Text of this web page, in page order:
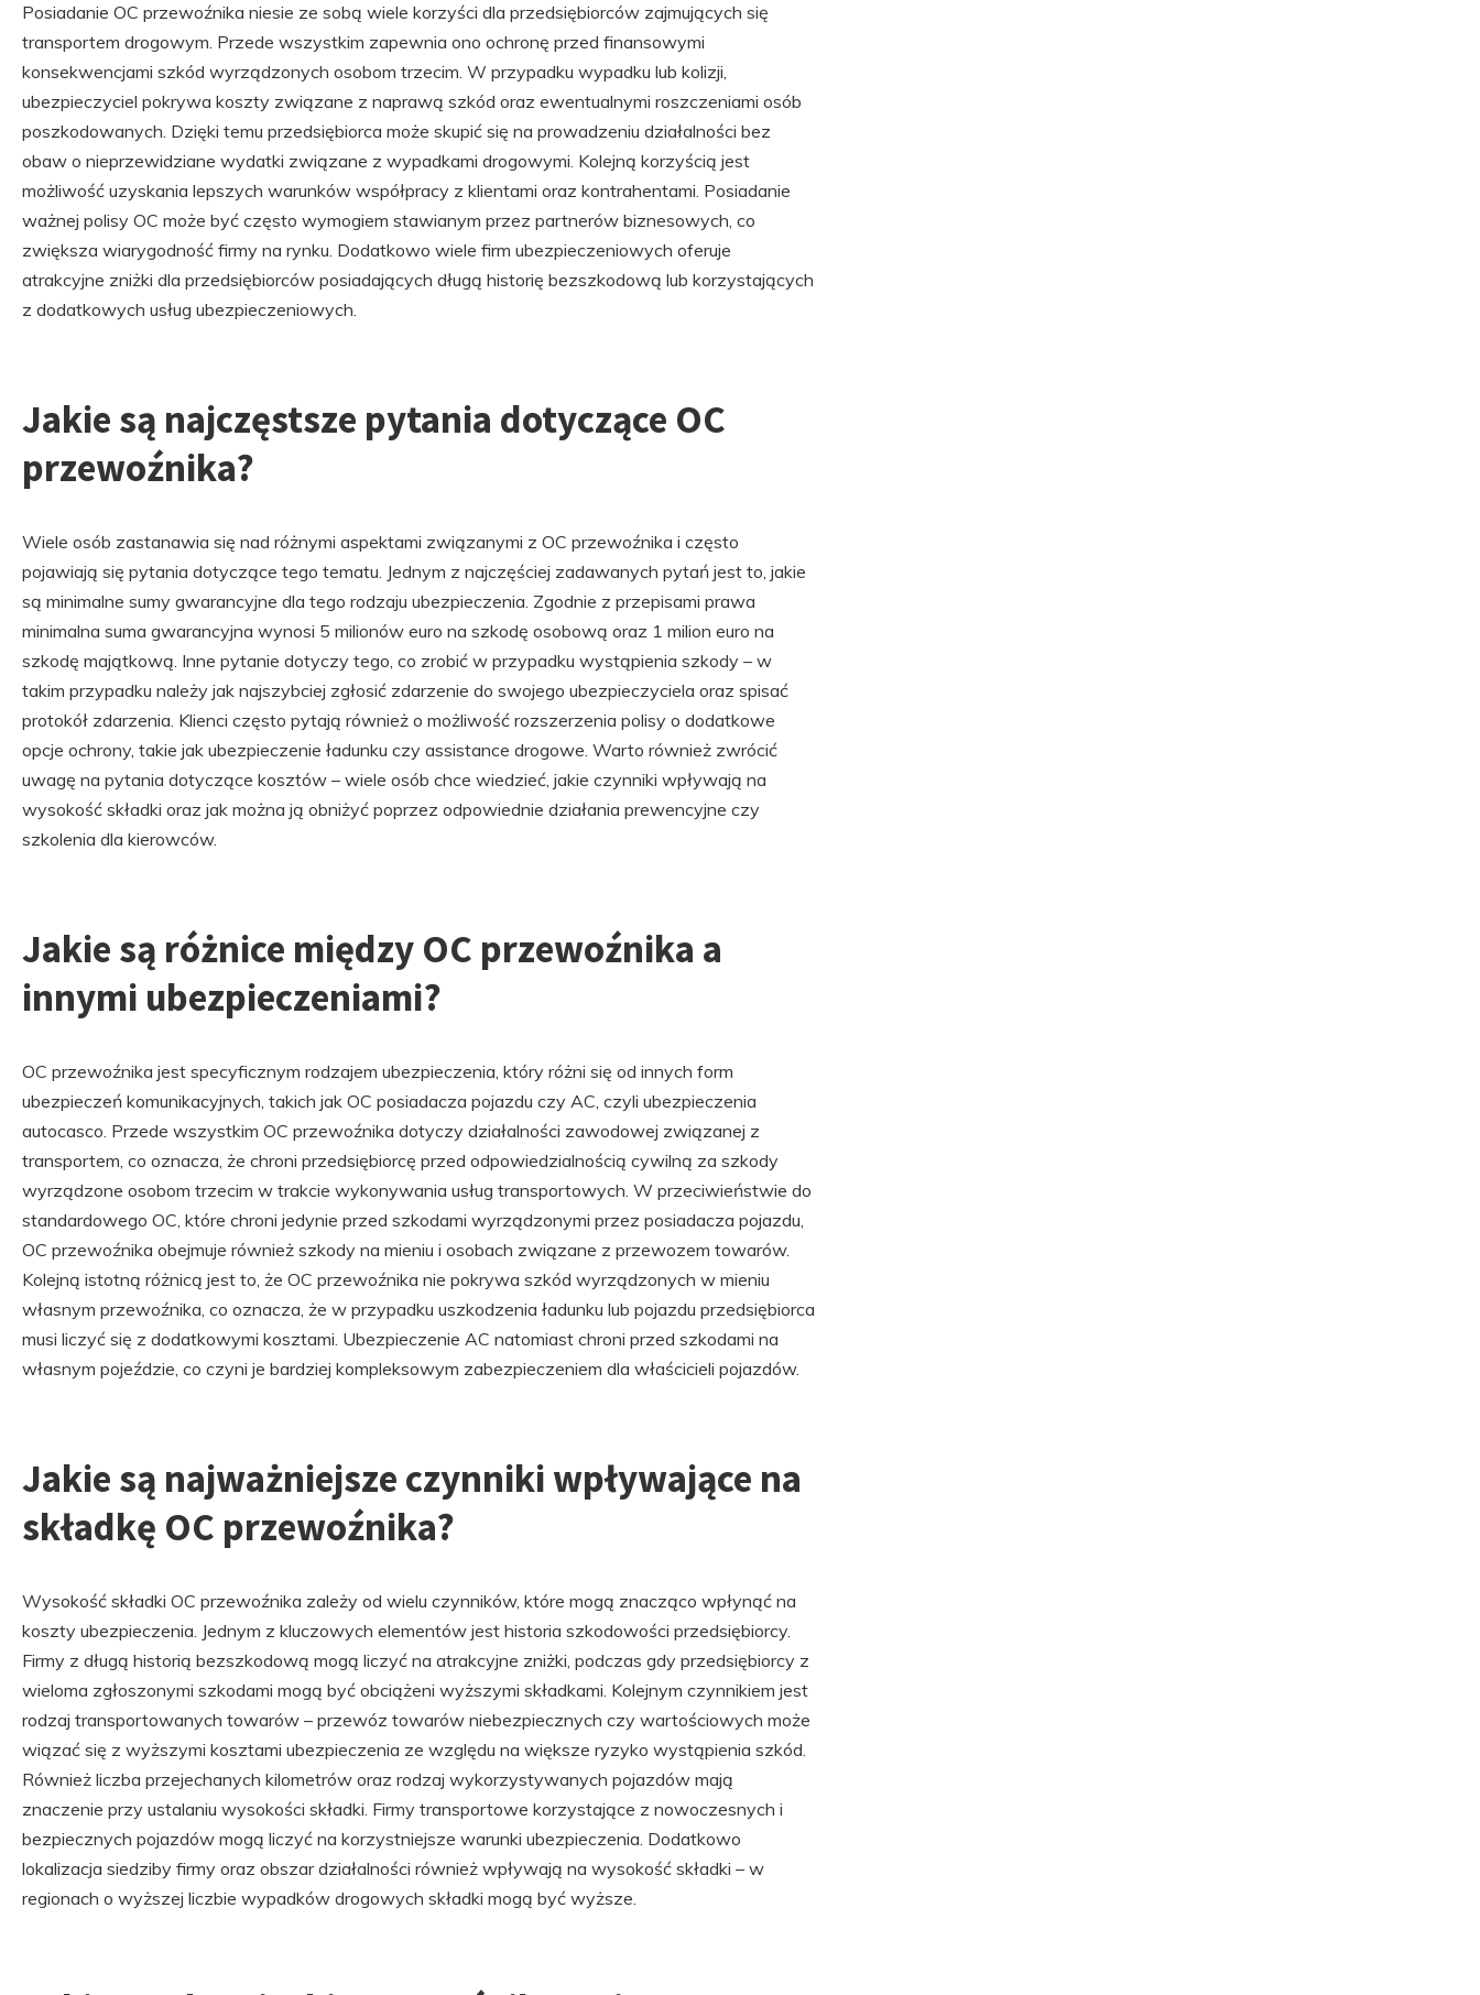
Posiadanie OC przewoźnika niesie ze sobą wiele korzyści dla przedsiębiorców zajmujących się
transportem drogowym. Przede wszystkim zapewnia ono ochronę przed finansowymi
konsekwencjami szkód wyrządzonych osobom trzecim. W przypadku wypadku lub kolizji,
ubezpieczyciel pokrywa koszty związane z naprawą szkód oraz ewentualnymi roszczeniami osób
poszkodowanych. Dzięki temu przedsiębiorca może skupić się na prowadzeniu działalności bez
obaw o nieprzewidziane wydatki związane z wypadkami drogowymi. Kolejną korzyścią jest
możliwość uzyskania lepszych warunków współpracy z klientami oraz kontrahentami. Posiadanie
ważnej polisy OC może być często wymogiem stawianym przez partnerów biznesowych, co
zwiększa wiarygodność firmy na rynku. Dodatkowo wiele firm ubezpieczeniowych oferuje
atrakcyjne zniżki dla przedsiębiorców posiadających długą historię bezszkodową lub korzystających
z dodatkowych usług ubezpieczeniowych.
Jakie są najczęstsze pytania dotyczące OC
przewoźnika?
Wiele osób zastanawia się nad różnymi aspektami związanymi z OC przewoźnika i często
pojawiają się pytania dotyczące tego tematu. Jednym z najczęściej zadawanych pytań jest to, jakie
są minimalne sumy gwarancyjne dla tego rodzaju ubezpieczenia. Zgodnie z przepisami prawa
minimalna suma gwarancyjna wynosi 5 milionów euro na szkodę osobową oraz 1 milion euro na
szkodę majątkową. Inne pytanie dotyczy tego, co zrobić w przypadku wystąpienia szkody – w
takim przypadku należy jak najszybciej zgłosić zdarzenie do swojego ubezpieczyciela oraz spisać
protokół zdarzenia. Klienci często pytają również o możliwość rozszerzenia polisy o dodatkowe
opcje ochrony, takie jak ubezpieczenie ładunku czy assistance drogowe. Warto również zwrócić
uwagę na pytania dotyczące kosztów – wiele osób chce wiedzieć, jakie czynniki wpływają na
wysokość składki oraz jak można ją obniżyć poprzez odpowiednie działania prewencyjne czy
szkolenia dla kierowców.
Jakie są różnice między OC przewoźnika a
innymi ubezpieczeniami?
OC przewoźnika jest specyficznym rodzajem ubezpieczenia, który różni się od innych form
ubezpieczeń komunikacyjnych, takich jak OC posiadacza pojazdu czy AC, czyli ubezpieczenia
autocasco. Przede wszystkim OC przewoźnika dotyczy działalności zawodowej związanej z
transportem, co oznacza, że chroni przedsiębiorcę przed odpowiedzialnością cywilną za szkody
wyrządzone osobom trzecim w trakcie wykonywania usług transportowych. W przeciwieństwie do
standardowego OC, które chroni jedynie przed szkodami wyrządzonymi przez posiadacza pojazdu,
OC przewoźnika obejmuje również szkody na mieniu i osobach związane z przewozem towarów.
Kolejną istotną różnicą jest to, że OC przewoźnika nie pokrywa szkód wyrządzonych w mieniu
własnym przewoźnika, co oznacza, że w przypadku uszkodzenia ładunku lub pojazdu przedsiębiorca
musi liczyć się z dodatkowymi kosztami. Ubezpieczenie AC natomiast chroni przed szkodami na
własnym pojeździe, co czyni je bardziej kompleksowym zabezpieczeniem dla właścicieli pojazdów.
Jakie są najważniejsze czynniki wpływające na
składkę OC przewoźnika?
Wysokość składki OC przewoźnika zależy od wielu czynników, które mogą znacząco wpłynąć na
koszty ubezpieczenia. Jednym z kluczowych elementów jest historia szkodowości przedsiębiorcy.
Firmy z długą historią bezszkodową mogą liczyć na atrakcyjne zniżki, podczas gdy przedsiębiorcy z
wieloma zgłoszonymi szkodami mogą być obciążeni wyższymi składkami. Kolejnym czynnikiem jest
rodzaj transportowanych towarów – przewóz towarów niebezpiecznych czy wartościowych może
wiązać się z wyższymi kosztami ubezpieczenia ze względu na większe ryzyko wystąpienia szkód.
Również liczba przejechanych kilometrów oraz rodzaj wykorzystywanych pojazdów mają
znaczenie przy ustalaniu wysokości składki. Firmy transportowe korzystające z nowoczesnych i
bezpiecznych pojazdów mogą liczyć na korzystniejsze warunki ubezpieczenia. Dodatkowo
lokalizacja siedziby firmy oraz obszar działalności również wpływają na wysokość składki – w
regionach o wyższej liczbie wypadków drogowych składki mogą być wyższe.